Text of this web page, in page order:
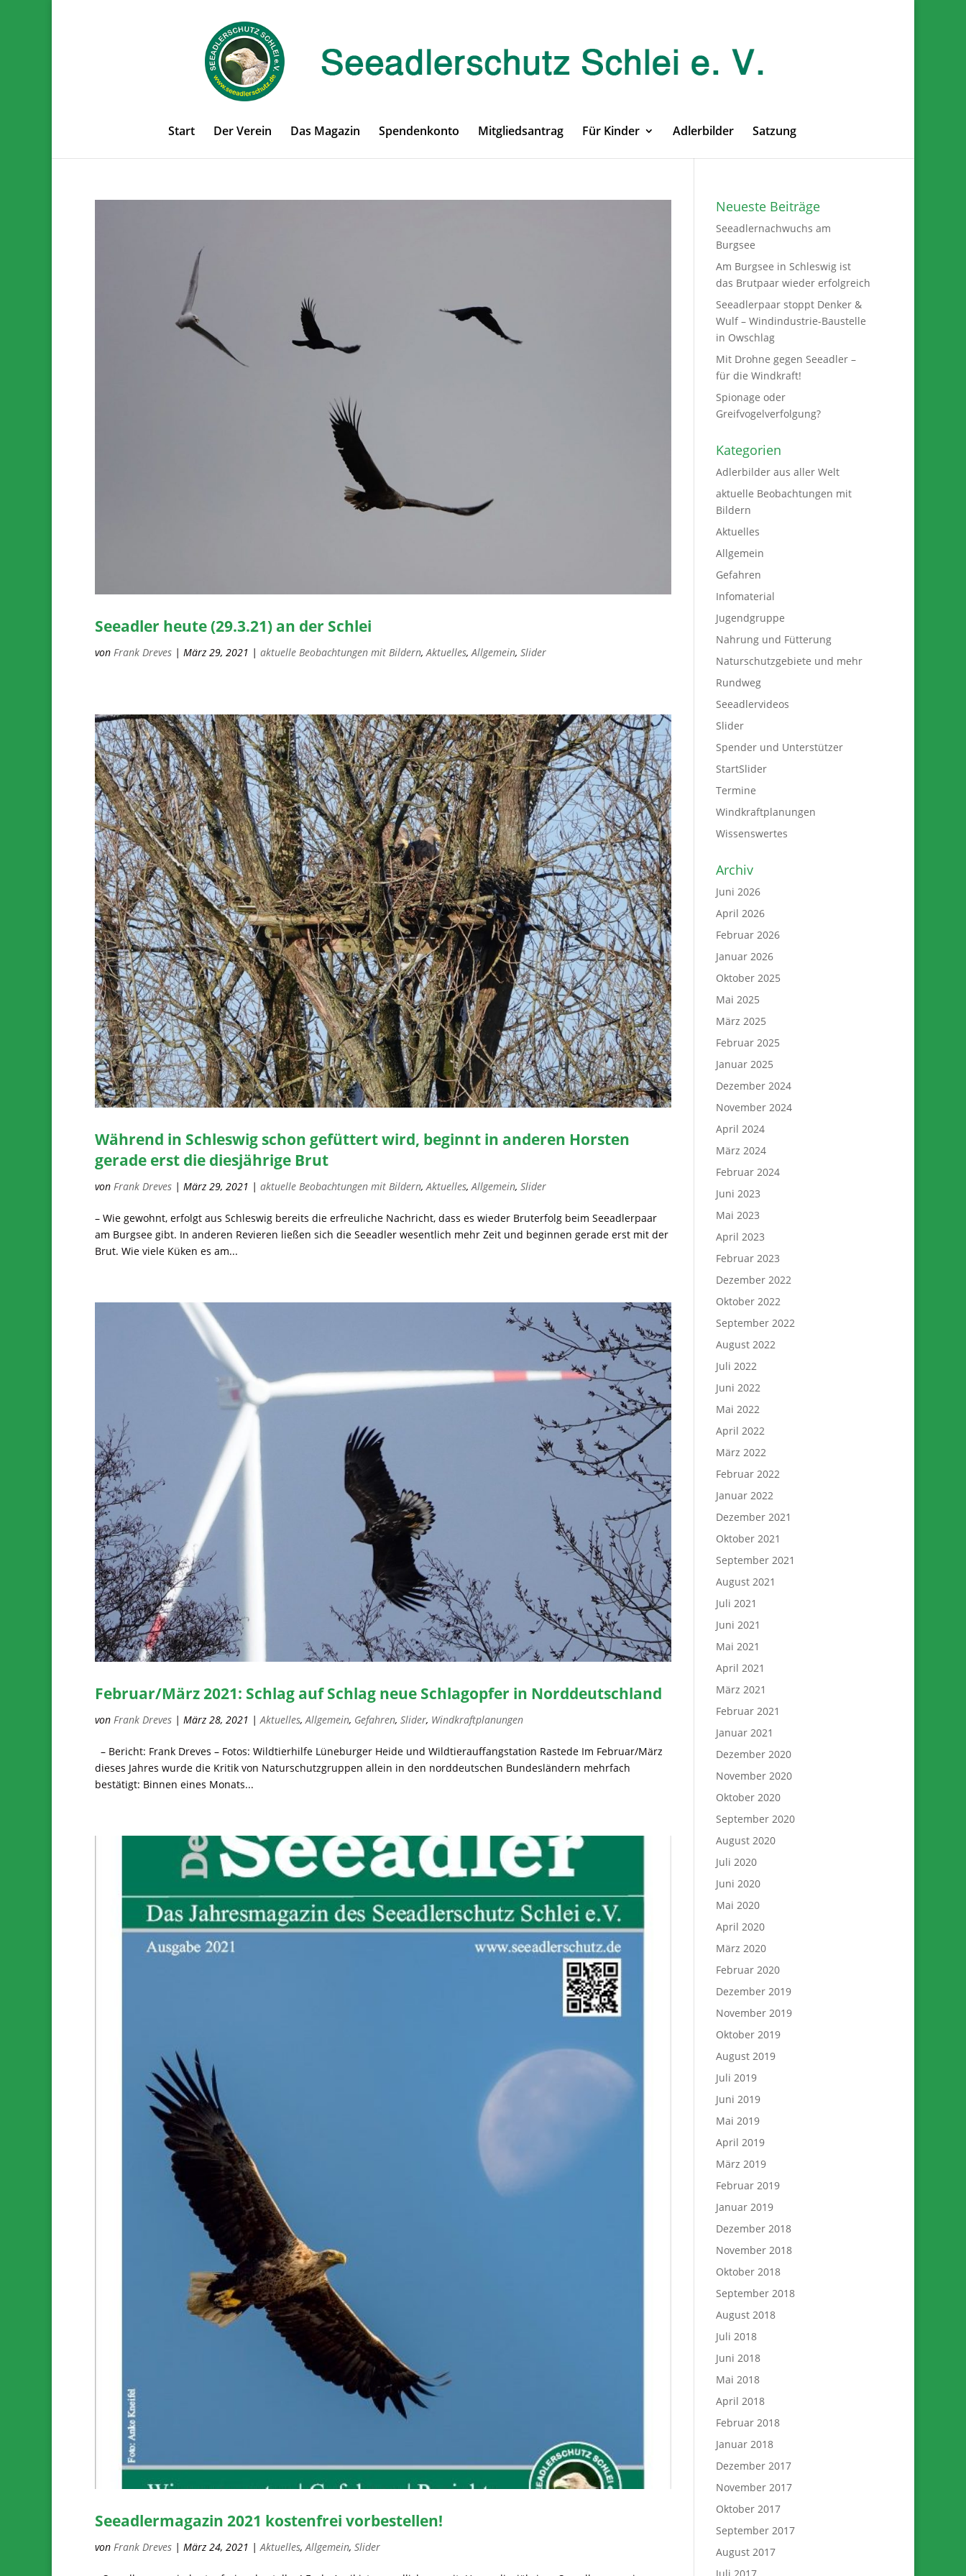
Start Der Verein Das Magazin Spendenkonto Mitgliedsantrag Für Kinder Adlerbilder Satzung
Seeadler heute (29.3.21) an der Schlei
von Frank Dreves | März 29, 2021 | aktuelle Beobachtungen mit Bildern,Aktuelles,Allgemein, Slider
Während in Schleswig schon gefüttert wird, beginnt in anderen Horsten
gerade erst die diesjährige Brut
von Frank Dreves | März 29, 2021 | aktuelle Beobachtungen mit Bildern, Aktuelles, Allgemein, Slider
– Wie gewohnt, erfolgt aus Schleswig bereits die erfreuliche Nachricht, dass es wieder Bruterfolg beim Seeadlerpaar
am Burgsee gibt. In anderen Revieren ließen sich die Seeadler wesentlich mehr Zeit und beginnen gerade erst mit der
Brut. Wie viele Küken es am...
Februar/März 2021: Schlag auf Schlag neue Schlagopfer in Norddeutschland
von Frank Dreves | März 28, 2021 | Aktuelles, Allgemein, Gefahren, Slider, Windkraftplanungen
– Bericht: Frank Dreves – Fotos: Wildtierhilfe Lüneburger Heide und Wildtierauffangstation Rastede Im Februar/März
dieses Jahres wurde die Kritik von Naturschutzgruppen allein in den norddeutschen Bundesländern mehrfach
bestätigt: Binnen eines Monats...
Seeadlermagazin 2021 kostenfrei vorbestellen!
von Frank Dreves | März 24, 2021 |Aktuelles,Allgemein, Slider
Neueste Beiträge
Seeadlernachwuchs am
Burgsee
Am Burgsee in Schleswig ist
das Brutpaar wieder erfolgreich
Seeadlerpaar stoppt Denker &
Wulf – Windindustrie-Baustelle
in Owschlag
Mit Drohne gegen Seeadler –
für die Windkraft!
Spionage oder
Greifvogelverfolgung?
Kategorien
Adlerbilder aus aller Welt
aktuelle Beobachtungen mit
Bildern
Aktuelles
Allgemein
Gefahren
Infomaterial
Jugendgruppe
Nahrung und Fütterung
Naturschutzgebiete und mehr
Rundweg
Seeadlervideos
Slider
Spender und Unterstützer
StartSlider
Termine
Windkraftplanungen
Wissenswertes
Archiv
Juni 2026
April 2026
Februar 2026
Januar 2026
Oktober 2025
Mai 2025
März 2025
Februar 2025
Januar 2025
Dezember 2024
November 2024
April 2024
März 2024
Februar 2024
Juni 2023
Mai 2023
April 2023
Februar 2023
Dezember 2022
Oktober 2022
September 2022
August 2022
Juli 2022
Juni 2022
Mai 2022
April 2022
März 2022
Februar 2022
Januar 2022
Dezember 2021
Oktober 2021
September 2021
August 2021
Juli 2021
Juni 2021
Mai 2021
April 2021
März 2021
Februar 2021
Januar 2021
Dezember 2020
November 2020
Oktober 2020
September 2020
August 2020
Juli 2020
Juni 2020
Mai 2020
April 2020
März 2020
Februar 2020
Dezember 2019
November 2019
Oktober 2019
August 2019
Juli 2019
Juni 2019
Mai 2019
April 2019
März 2019
Februar 2019
Januar 2019
Dezember 2018
November 2018
Oktober 2018
September 2018
August 2018
Juli 2018
Juni 2018
Mai 2018
April 2018
Februar 2018
Januar 2018
Dezember 2017
November 2017
Oktober 2017
September 2017
August 2017